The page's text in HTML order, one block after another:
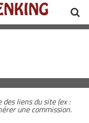
liens du site (ex :
une commission.